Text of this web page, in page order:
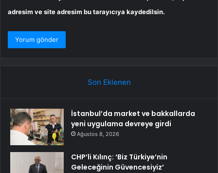
adresim ve site adresim bu tarayıcıya kaydedilsin.
Son Eklenen
İstanbul’da market ve bakkallarda
yeni uygulama devreye girdi
Ağustos 8, 2026
CHP’li Kılınç: ‘Biz Türkiye’nin
Geleceğinin Güvencesiyiz’